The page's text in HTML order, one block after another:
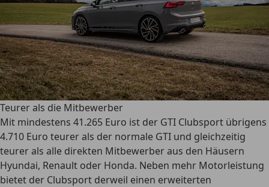
Teurer als die Mitbewerber
Mit mindestens 41.265 Euro ist der GTI Clubsport übrigens
4.710 Euro teurer als der normale GTI und gleichzeitig
teurer als alle direkten Mitbewerber aus den Häusern
Hyundai, Renault oder Honda. Neben mehr Motorleistung
bietet der Clubsport derweil einen erweiterten